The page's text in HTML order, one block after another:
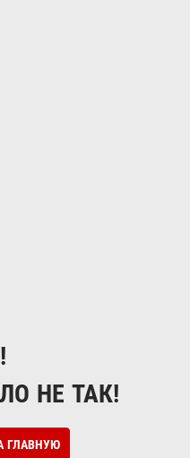
НЕ ТАК!
ГЛАВНУЮ